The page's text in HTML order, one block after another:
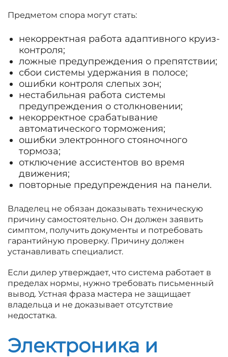
Предметом спора могут стать:
некорректная работа адаптивного круиз-
контроля;
ложные предупреждения о препятствии;
сбои системы удержания в полосе;
ошибки контроля слепых зон;
нестабильная работа системы
предупреждения о столкновении;
некорректное срабатывание
автоматического торможения;
ошибки электронного стояночного
тормоза;
отключение ассистентов во время
движения;
повторные предупреждения на панели.
Владелец не обязан доказывать техническую
причину самостоятельно. Он должен заявить
симптом, получить документы и потребовать
гарантийную проверку. Причину должен
устанавливать специалист.
Если дилер утверждает, что система работает в
пределах нормы, нужно требовать письменный
вывод. Устная фраза мастера не защищает
владельца и не доказывает отсутствие
недостатка.
Электроника и